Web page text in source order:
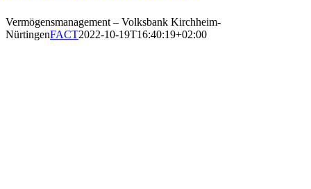
Vermögensmanagement – Volksbank Kirchheim-
NürtingenFACT2022-10-19T16:40:19+02:00